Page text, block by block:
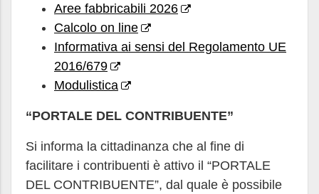
Aree fabbricabili 2026
Calcolo on line
Informativa ai sensi del Regolamento UE
2016/679
Modulistica
“PORTALE DEL CONTRIBUENTE”
Si informa la cittadinanza che al fine di
facilitare i contribuenti è attivo il “PORTALE
DEL CONTRIBUENTE”, dal quale è possibile